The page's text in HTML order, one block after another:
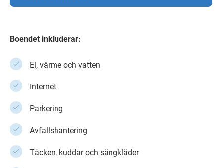
Boendet inkluderar:
El, värme och vatten
Internet
Parkering
Avfallshantering
Täcken, kuddar och sängkläder